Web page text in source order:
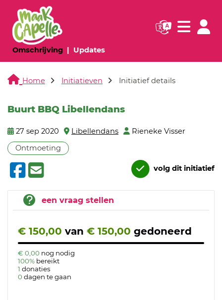
Omschrijving(huidige pagina)
Updates(huidige pagina)
Navigatie
Home Initiatieven Initiatief details
Buurt BBQ Libellendans
27 sep 2020 Libellendans
Rieneke Visser
Ontmoeting
volg dit initiatief
een vraag stellen
€ 150,00 van € 150,00 gedoneerd
€ 0,00 nog nodig
100% bereikt
1 donaties
0 dagen te gaan